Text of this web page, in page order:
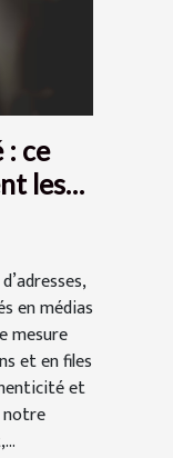
ce
les
en médias
mesure
et en files
et
notre